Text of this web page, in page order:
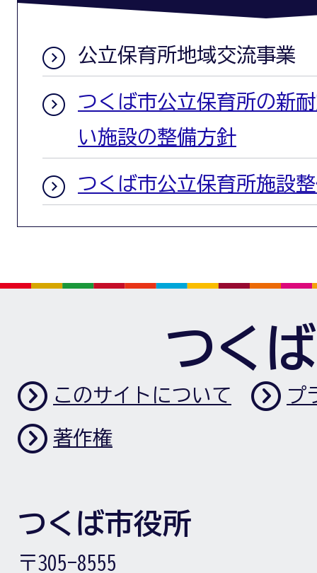
公立保育所地域交流事業
つくば市公立保育所の新
い施設の整備方針
つくば市公立保育所施設
つく
このサイトについて プ
著作権
つくば市役所
〒305-8555